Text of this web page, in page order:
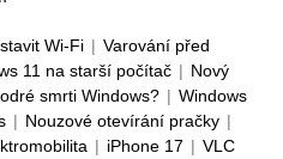
Wi-Fi | Varování před
11 na starší počítač | Nový
smrti Windows? | Windows
| Nouzové otevírání pračky |
| iPhone 17 | VLC